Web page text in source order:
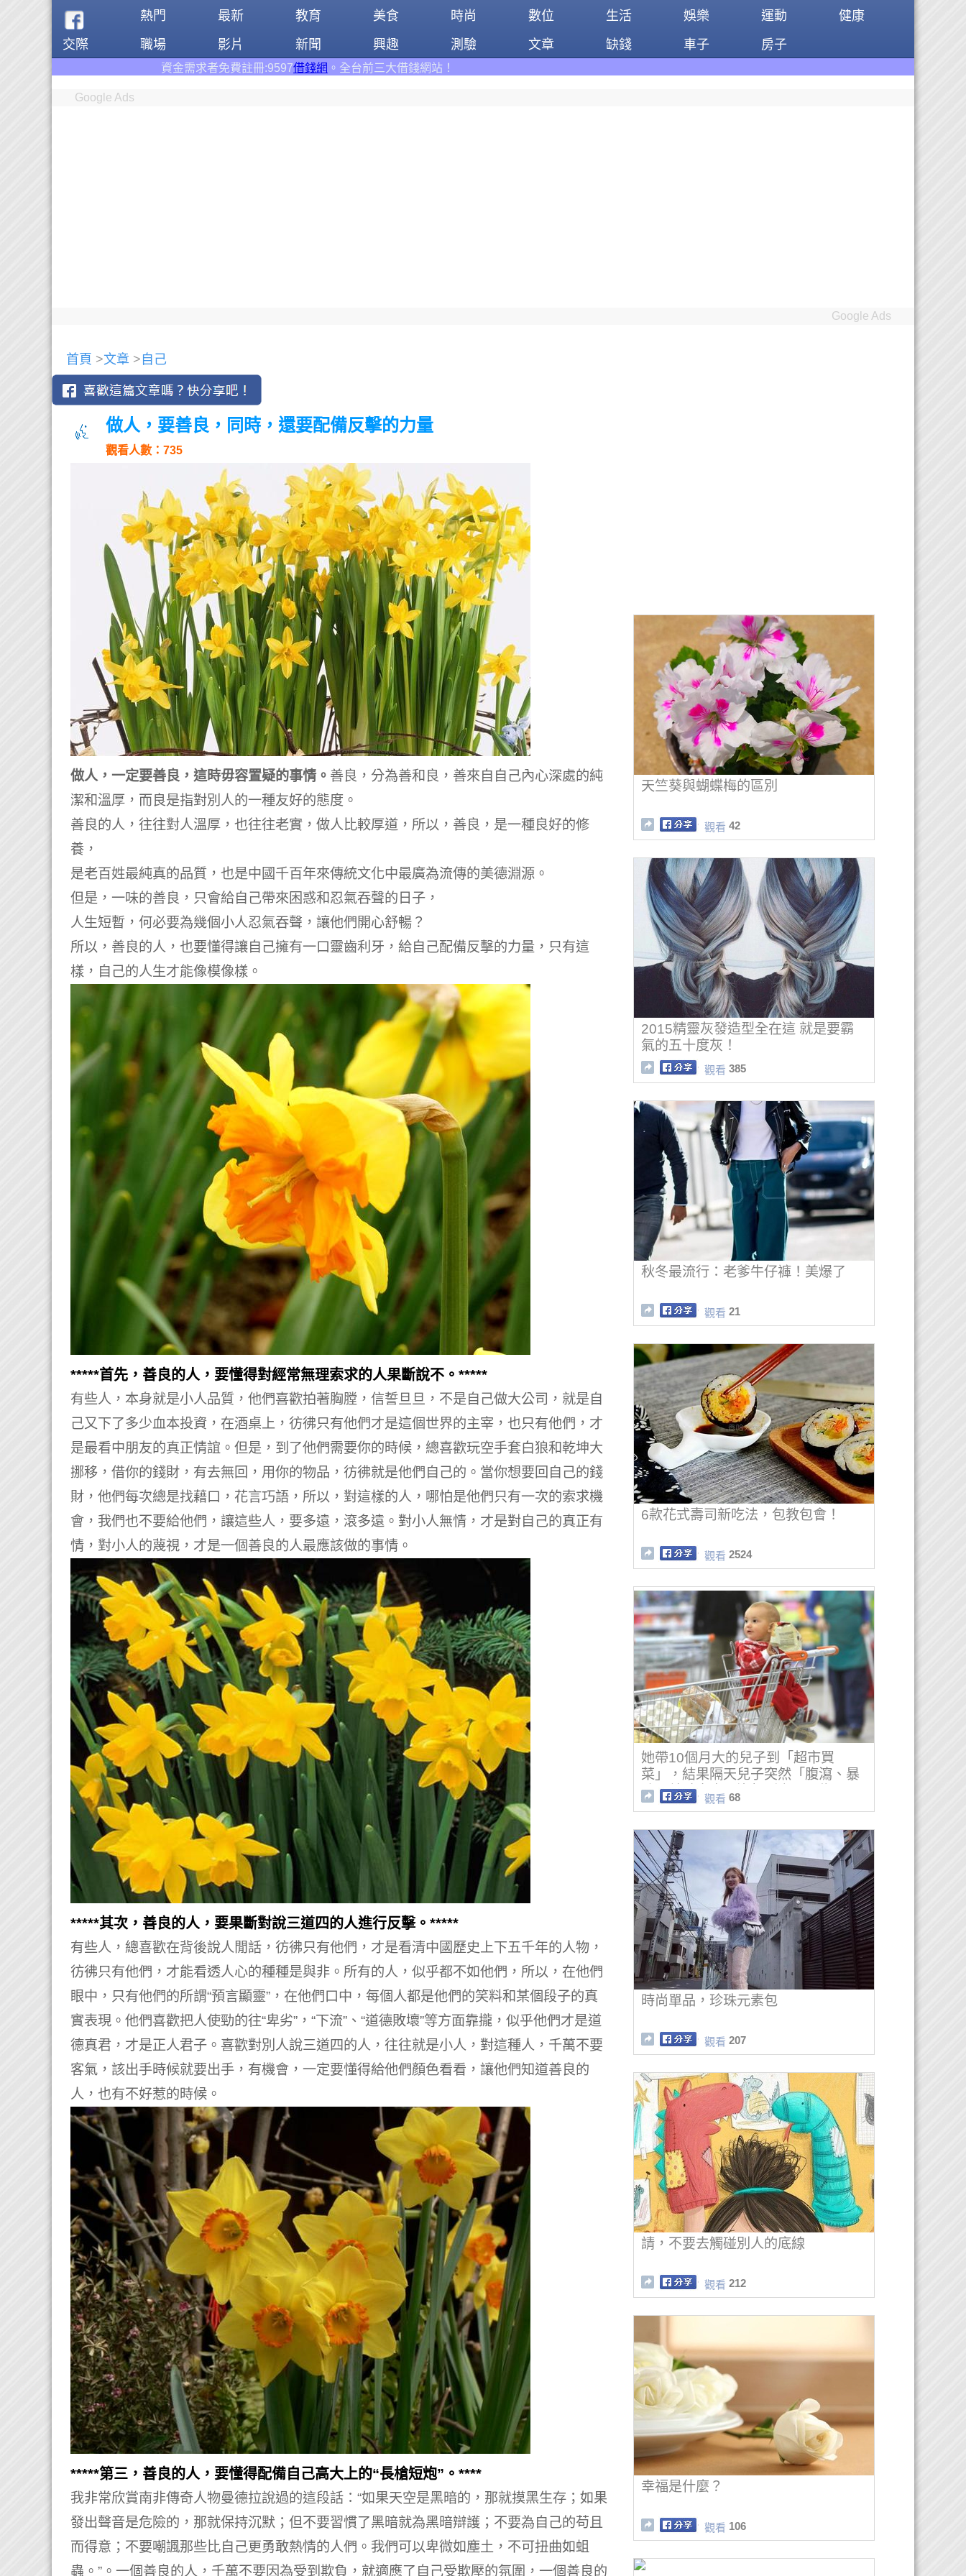
熱門 最新 教育 美食 時尚 數位 生活 娛樂 運動
健康
交際
職場 影片 新聞 興趣 測驗 文章 缺錢 車子 房子
資金需求者免費註冊:9597借錢網。全台前三大借錢網站！
Google Ads
Google Ads
首頁 >文章 > 自己
做人，要善良，同時，還要配備反擊的力量
觀看人數：735
做人，一定要善良，這時毋容置疑的事情。 善良，分為善和良，善來自自己內心深處的純
潔和溫厚，而良是指對別人的一種友好的態度。
善良的人，往往對人溫厚，也往往老實，做人比較厚道，所以，善良，是一種良好的修
養，
是老百姓最純真的品質，也是中國千百年來傳統文化中最廣為流傳的美德淵源。
但是，一味的善良，只會給自己帶來困惑和忍氣吞聲的日子，
人生短暫，何必要為幾個小人忍氣吞聲，讓他們開心舒暢？
所以，善良的人，也要懂得讓自己擁有一口靈齒利牙，給自己配備反擊的力量，只有這
樣，自己的人生才能像模像樣。
*****首先，善良的人，要懂得對經常無理索求的人果斷說不。*****
有些人，本身就是小人品質，他們喜歡拍著胸膛，信誓旦旦，不是自己做大公司，就是自
己又下了多少血本投資，在酒桌上，彷彿只有他們才是這個世界的主宰，也只有他們，才
是最看中朋友的真正情誼。 但是，到了他們需要你的時候，總喜歡玩空手套白狼和乾坤大
挪移，借你的錢財，有去無回，用你的物品，彷彿就是他們自己的。 當你想要回自己的錢
財，他們每次總是找藉口，花言巧語，所以，對這樣的人，哪怕是他們只有一次的索求機
會，我們也不要給他們，讓這些人，要多遠，滾多遠。 對小人無情，才是對自己的真正有
情，對小人的蔑視，才是一個善良的人最應該做的事情。
*****其次，善良的人，要果斷對說三道四的人進行反擊。*****
有些人，總喜歡在背後說人閒話，彷彿只有他們，才是看清中國歷史上下五千年的人物，
彷彿只有他們，才能看透人心的種種是與非。 所有的人，似乎都不如他們，所以，在他們
眼中，只有他們的所謂“預言顯靈”，在他們口中，每個人都是他們的笑料和某個段子的真
實表現。 他們喜歡把人使勁的往“卑劣”，“下流”、“道德敗壞”等方面靠攏，似乎他們才是道
德真君，才是正人君子。 喜歡對別人說三道四的人，往往就是小人，對這種人，千萬不要
客氣，該出手時候就要出手，有機會，一定要懂得給他們顏色看看，讓他們知道善良的
人，也有不好惹的時候。
*****第三，善良的人，要懂得配備自己高大上的“長槍短炮”。****
我非常欣賞南非傳奇人物曼德拉說過的這段話：“如果天空是黑暗的，那就摸黑生存；如果
發出聲音是危險的，那就保持沉默；但不要習慣了黑暗就為黑暗辯護；不要為自己的苟且
而得意；不要嘲諷那些比自己更勇敢熱情的人們。我們可以卑微如塵土，不可扭曲如蛆
蟲。”。 一個善良的人，千萬不要因為受到欺負，就適應了自己受欺壓的氛圍，一個善良的
天竺葵與蝴蝶梅的區別
觀看 42
2015精靈灰發造型全在這 就是要霸
氣的五十度灰！
觀看 385
秋冬最流行：老爹牛仔褲！美爆了
觀看 21
6款花式壽司新吃法，包教包會！
觀看 2524
她帶10個月大的兒子到「超市買
菜」，結果隔天兒子突然「腹瀉、暴
吐」差點喪命，沒想到竟是因為...
觀看 68
時尚單品，珍珠元素包
觀看 207
請，不要去觸碰別人的底線
觀看 212
幸福是什麼？
觀看 106